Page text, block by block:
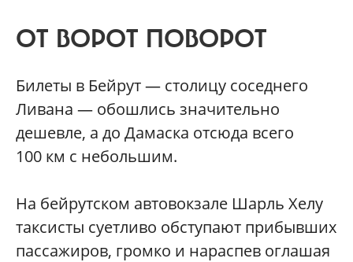
ОТ ВОРОТ ПОВОРОТ
Билеты в Бейрут — столицу соседнего
Ливана — обошлись значительно
дешевле, а до Дамаска отсюда всего
100 км с небольшим.
На бейрутском автовокзале Шарль Хелу
таксисты суетливо обступают прибывших
пассажиров, громко и нараспев оглашая